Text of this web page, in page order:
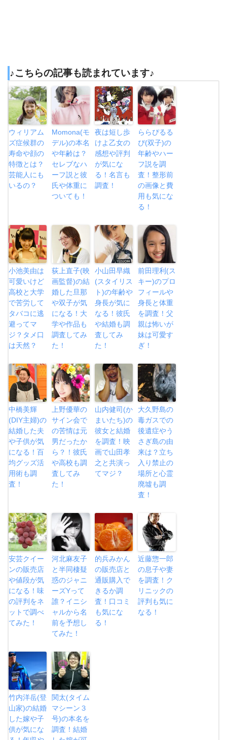
♪こちらの記事も読まれています♪
ウィリアム
ズ症候群の
寿命や顔の
特徴とは？
芸能人にも
いるの？
Momona(モ
デル)の本名
や年齢は？
セレブなハ
ーフ説と彼
氏や体重に
ついても！
夜は短し歩
けよ乙女の
感想や評判
が気にな
る！名言も
調査！
ららぴるる
ぴ(双子)の
年齢やハー
フ説を調
査！整形前
の画像と費
用も気にな
る！
小池美由は
可愛いけど
高校と大学
で苦労して
タバコに逃
避ってマ
ジ？タメ口
は天然？
荻上直子(映
画監督)の結
婚した旦那
や双子が気
になる！大
学や作品も
調査してみ
た！
小山田早織
(スタイリス
ト)の年齢や
身長が気に
なる！彼氏
や結婚も調
査してみ
た！
前田理利(ス
キー)のプロ
フィールや
身長と体重
を調査！父
親は怖いが
妹は可愛す
ぎ！
中橋美輝
(DIY主婦)の
結婚した夫
や子供が気
になる！百
均グッズ活
用術も調
査！
上野優華の
サイン会で
の苦情は元
男だったか
ら？！彼氏
や高校も調
査してみ
た！
山内健司(か
まいたち)の
彼女と結婚
を調査！映
画で山田孝
之と共演っ
てマジ？
大久野島の
毒ガスでの
後遺症やう
さぎ島の由
来は？立ち
入り禁止の
場所と心霊
廃墟も調
査！
安芸クイー
ンの販売店
や値段が気
になる！味
の評判をネ
ットで調べ
てみた！
河北麻友子
と半同棲疑
惑のジャニ
ーズYって
誰？イニシ
ャルから名
前を予想し
てみた！
的兵みかん
の販売店と
通販購入で
きるか調
査！口コミ
も気にな
る！
近藤惣一郎
の息子や妻
を調査！ク
リニックの
評判も気に
なる！
竹内洋岳(登
山家)の結婚
した嫁や子
供が気にな
関太(タイム
マシーン３
号)の本名を
調査！結婚